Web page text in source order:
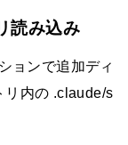
読み込み
ョンで追加ディ
リ内の .claude/s